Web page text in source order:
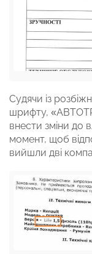
Судячи із
шрифту,
внести зміни до
момент, щоб
вийшли дві